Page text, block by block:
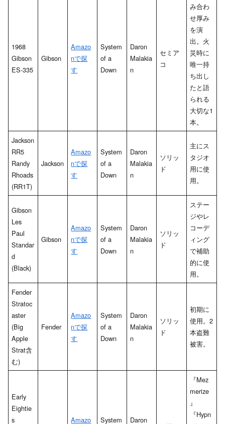
1968
Gibson
ES-335
Gibson
Amazo
nで探
す
System
of a
Down
Daron
Malakia
n
セミア
コ
み合わ
せ厚み
を演
出。火
災時に
唯一持
ち出し
たと語
られる
大切な1
本。
Jackson
RR5
Randy
Rhoads
(RR1T)
Jackson
Amazo
nで探
す
System
of a
Down
Daron
Malakia
n
ソリッ
ド
主にス
タジオ
用に使
用。
Gibson
Les
Paul
Standar
d
(Black)
Gibson
Amazo
nで探
す
System
of a
Down
Daron
Malakia
n
ソリッ
ド
ステー
ジやレ
コーデ
ィング
で補助
的に使
用。
Fender
Stratoc
aster
(Big
Apple
Strat含
む)
Fender
Amazo
nで探
す
System
of a
Down
Daron
Malakia
n
ソリッ
ド
初期に
使用。2
本盗難
被害。
Early
Eightie
s
Amazo
System
Daron
『Mez
merize
』
『Hypn